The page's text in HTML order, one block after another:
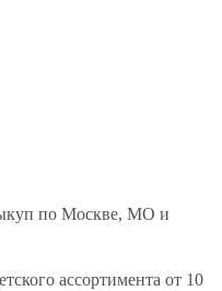
по Москве, МО и
ассортимента от 10